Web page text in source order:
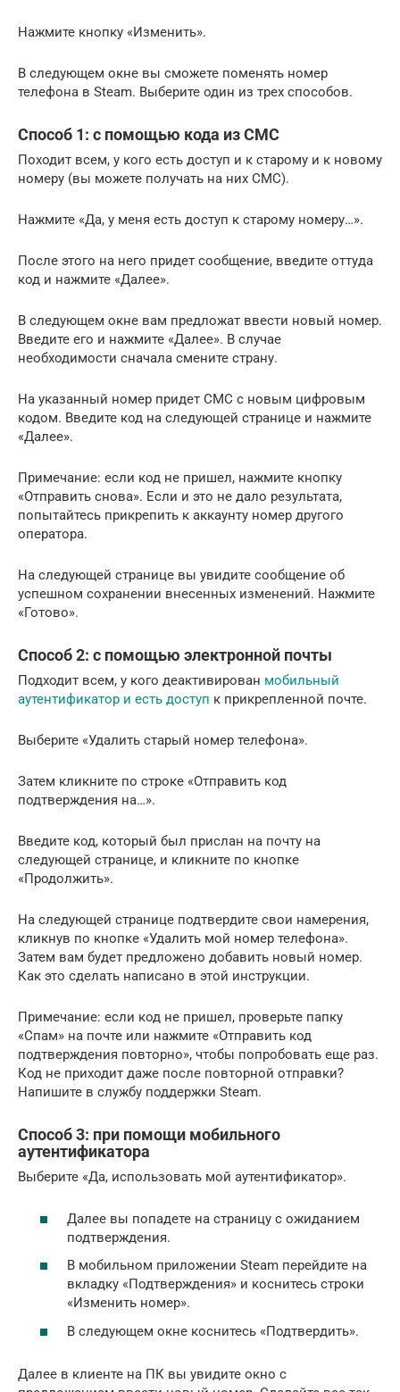
Нажмите кнопку «Изменить».
В следующем окне вы сможете поменять номер
телефона в Steam. Выберите один из трех способов.
Способ 1: с помощью кода из СМС
Походит всем, у кого есть доступ и к старому и к новому
номеру (вы можете получать на них СМС).
Нажмите «Да, у меня есть доступ к старому номеру…».
После этого на него придет сообщение, введите оттуда
код и нажмите «Далее».
В следующем окне вам предложат ввести новый номер.
Введите его и нажмите «Далее». В случае
необходимости сначала смените страну.
На указанный номер придет СМС с новым цифровым
кодом. Введите код на следующей странице и нажмите
«Далее».
Примечание: если код не пришел, нажмите кнопку
«Отправить снова». Если и это не дало результата,
попытайтесь прикрепить к аккаунту номер другого
оператора.
На следующей странице вы увидите сообщение об
успешном сохранении внесенных изменений. Нажмите
«Готово».
Способ 2: с помощью электронной почты
Подходит всем, у кого деактивирован мобильный
аутентификатор и есть доступ к прикрепленной почте.
Выберите «Удалить старый номер телефона».
Затем кликните по строке «Отправить код
подтверждения на…».
Введите код, который был прислан на почту на
следующей странице, и кликните по кнопке
«Продолжить».
На следующей странице подтвердите свои намерения,
кликнув по кнопке «Удалить мой номер телефона».
Затем вам будет предложено добавить новый номер.
Как это сделать написано в этой инструкции.
Примечание: если код не пришел, проверьте папку
«Спам» на почте или нажмите «Отправить код
подтверждения повторно», чтобы попробовать еще раз.
Код не приходит даже после повторной отправки?
Напишите в службу поддержки Steam.
Способ 3: при помощи мобильного
аутентификатора
Выберите «Да, использовать мой аутентификатор».
Далее вы попадете на страницу с ожиданием
подтверждения.
В мобильном приложении Steam перейдите на
вкладку «Подтверждения» и коснитесь строки
«Изменить номер».
В следующем окне коснитесь «Подтвердить».
Далее в клиенте на ПК вы увидите окно с